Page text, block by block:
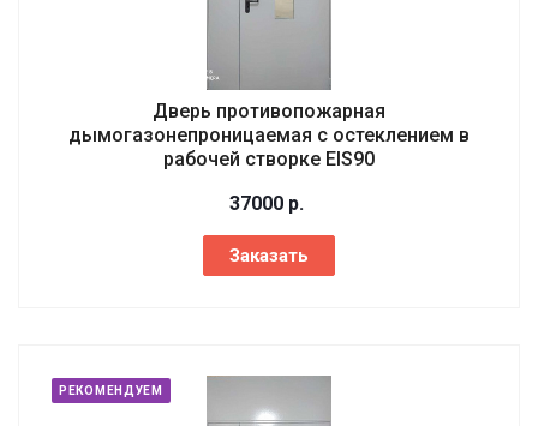
Дверь противопожарная
дымогазонепроницаемая с остеклением в
рабочей створке EIS90
37000 р.
Заказать
РЕКОМЕНДУЕМ